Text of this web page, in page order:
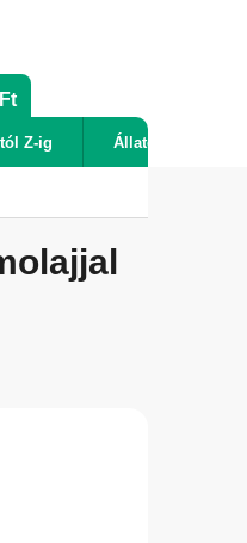
Z-ig Állatok